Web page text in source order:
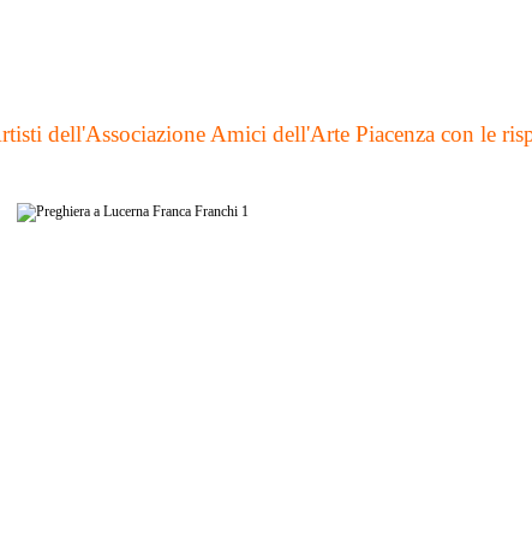
dell'Associazione Amici dell'Arte Piacenza con le